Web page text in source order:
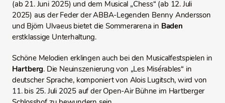
(ab 21. Juni 2025) und dem Musical „Chess“ (ab 12. Juli
2025) aus der Feder der ABBA-Legenden Benny Andersson
und Björn Ulvaeus bietet die Sommerarena in Baden
erstklassige Unterhaltung.
Schöne Melodien erklingen auch bei den Musicalfestspielen in
Hartberg. Die Neuinszenierung von „Les Misérables“ in
deutscher Sprache, komponiert von Alois Lugitsch, wird von
11. bis 25. Juli 2025 auf der Open-Air Bühne im Hartberger